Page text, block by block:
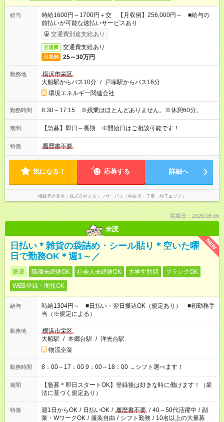
給与
時給1600円～1700円＋交 【月収例】256,000円～ ■給与の
前払いが可能な速払いサービスあり
交通費別途支給あり
交通費 交通費支給あり
月収例 25～30万円
勤務地
横浜市栄区
大船駅からバス10分 / 戸塚駅からバス16分
環境エネルギー関連会社
勤務時間 8:30～17:15 ※残業はほとんどありません。※休憩60分。
期間 【急募】即日～長期 ※開始日はご相談可能です！
特徴 履歴書不要
気になる！ 応募する 詳細へ
掲載元企業名 株式会社スタッフサービス（神奈川・千葉・埼玉エリア）
掲載日：2026.08.06
未読
NEW
日払い＊雑貨の袋詰め・シール貼り＊空いた曜
日で勤務OK＊週1～／
派遣 職種未経験OK 社会人未経験OK 大学生歓迎
ブランクOK
WEB登録・面接OK
給与
時給1304円～ ■日払い・翌日振込OK（規定あり） ■初勤務手
当（※規定による）
勤務地
横浜市栄区
大船駅 / 本郷台駅 / 洋光台駅
物流企業
勤務時間 8：00～17：00 9：00～18：00 →シフト選べます！
期間
【急募＊即日スタートOK】登録後は好きな時に働けます！（業
法に基づく規定あり）
特徴 週1日からOK / 日払いOK / 履歴書不要 / 40～50代活躍中 / 副
業・WワークOK / 服装自由 / シフト勤務 / 10名以上の大量募